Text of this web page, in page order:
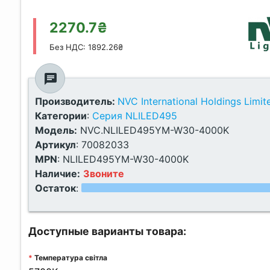
2270.7₴
Без НДС: 1892.26₴
chat
Производитель: NVC International Holdings
Категории: Серия NLILED495
Модель: NVC.NLILED495YM-W30-4000K
Артикул:70082033
MPN: NLILED495YM-W30-4000K
Наличие: Звоните
Остаток:
Доступные варианты товара:
Температура світла